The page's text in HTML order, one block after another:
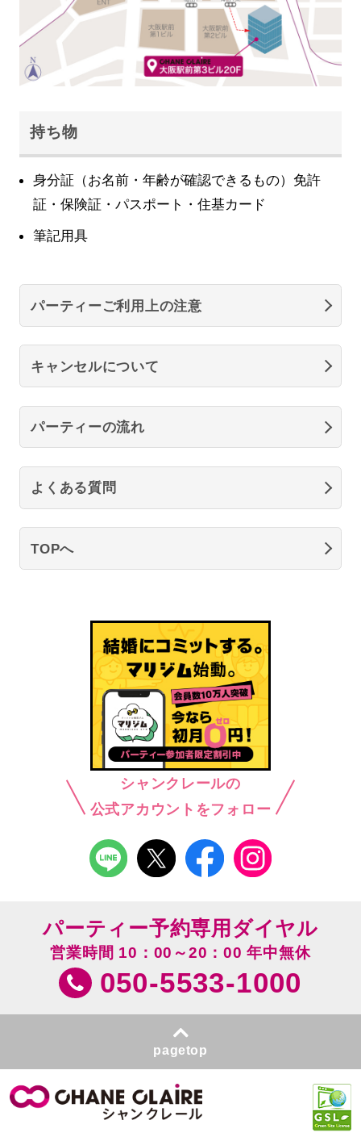
持ち物
身分証（お名前・年齢が確認できるもの）免許
証・保険証・パスポート・住基カード
筆記用具
パーティーご利用上の注意
キャンセルについて
パーティーの流れ
よくある質問
TOPへ
シャンクレールの
公式アカウントをフォロー
パーティー予約専用ダイヤル
営業時間 10：00～20：00 年中無休
050-5533-1000
pagetop